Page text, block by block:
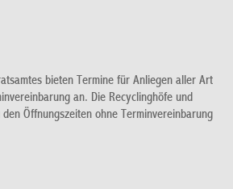
bieten Termine für Anliegen aller Art
an. Die Recyclinghöfe und
den Öffnungszeiten ohne Terminvereinbarung